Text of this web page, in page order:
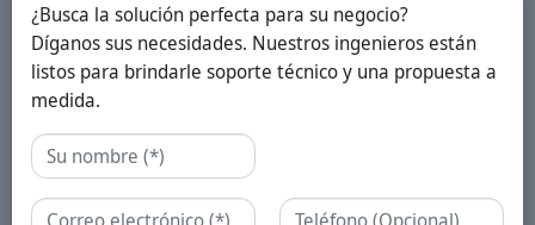
¿Busca la solución perfecta para su negocio?
Díganos sus necesidades. Nuestros ingenieros están
listos para brindarle soporte técnico y una propuesta a
medida.
Nombre
Correo electrónico Teléfono